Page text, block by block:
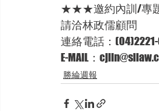
★★★邀約內訓/專
請洽林政儒顧問
連絡電話：
E-MAIL：
勝綸週報